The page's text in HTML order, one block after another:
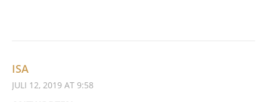
ISA
JULI 12, 2019 AT 9:58